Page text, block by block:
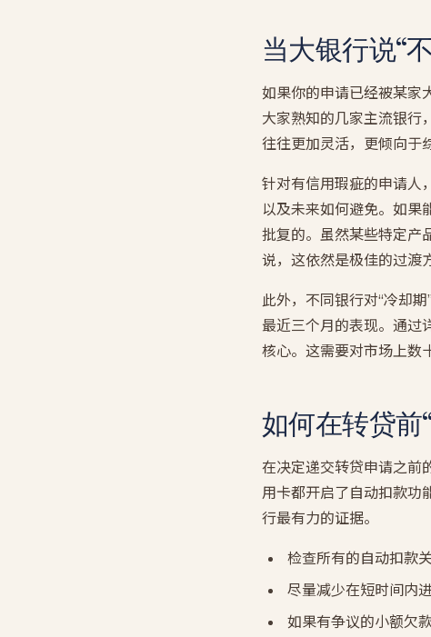
当大银行说“
如果你的申请已经被某家
大家熟知的几家主流银行
往往更加灵活，更倾向于
针对有信用瑕疵的申请人
以及未来如何避免。如果
批复的。虽然某些特定产
说，这依然是极佳的过渡
此外，不同银行对“冷却
最近三个月的表现。通过
核心。这需要对市场上数
如何在转贷前
在决定递交转贷申请之前
用卡都开启了自动扣款功
行最有力的证据。
检查所有的自动扣款
尽量减少在短时间内
如果有争议的小额欠